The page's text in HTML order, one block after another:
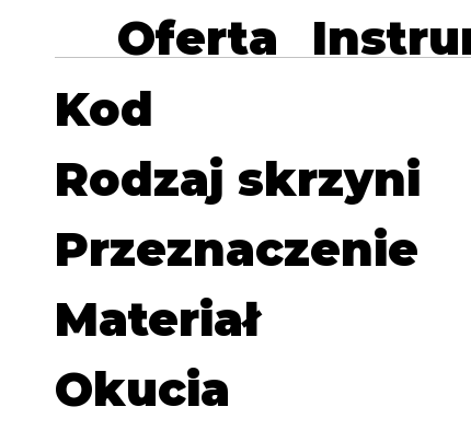
Oferta
Kod
Rodzaj skrzyni
Przeznaczenie
Materiał
Okucia